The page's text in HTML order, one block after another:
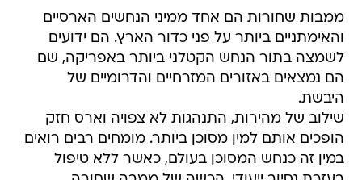
ממבות שחורות הם אחד ממיני הנחשים הארסיים
והאימתניים ביותר על פני כדור הארץ. הם ידועים
לשמצה בתור הנחש הקטלני ביותר באפריקה, שם
הם נמצאים באזורים המזרחיים והדרומיים של
היבשת.
שילוב של מהירות, התנהגות לא צפויה וארס חזק
הופכים אותם למין מסוכן ביותר. מומחים רבים רואים
במין זה כנחש המסוכן בעולם, כאשר ללא טיפול